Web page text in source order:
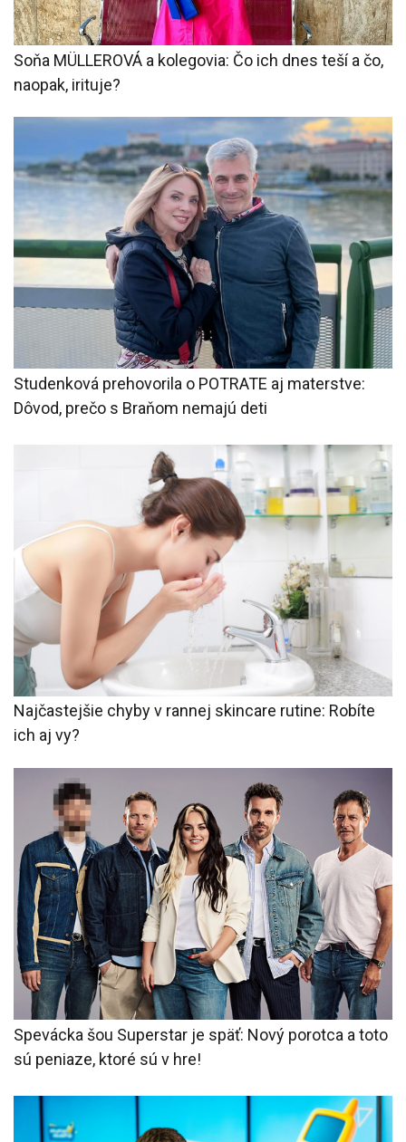
Soňa MÜLLEROVÁ a kolegovia: Čo ich dnes teší a čo,
naopak, irituje?
Studenková prehovorila o POTRATE aj materstve:
Dôvod, prečo s Braňom nemajú deti
Najčastejšie chyby v rannej skincare rutine: Robíte
ich aj vy?
Spevácka šou Superstar je späť: Nový porotca a toto
sú peniaze, ktoré sú v hre!